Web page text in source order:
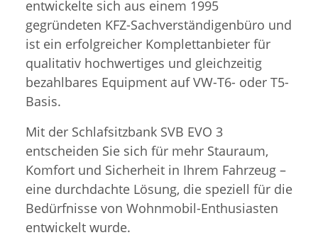
entwickelte sich aus einem 1995
gegründeten KFZ-Sachverständigenbüro und
ist ein erfolgreicher Komplettanbieter für
qualitativ hochwertiges und gleichzeitig
bezahlbares Equipment auf VW-T6- oder T5-
Basis.
Mit der Schlafsitzbank SVB EVO 3
entscheiden Sie sich für mehr Stauraum,
Komfort und Sicherheit in Ihrem Fahrzeug –
eine durchdachte Lösung, die speziell für die
Bedürfnisse von Wohnmobil-Enthusiasten
entwickelt wurde.